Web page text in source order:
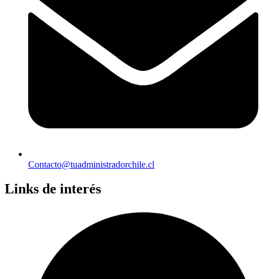
Contacto@tuadministradorchile.cl
Links de interés